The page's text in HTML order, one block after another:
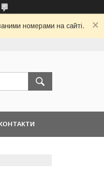
номерами на сайті.